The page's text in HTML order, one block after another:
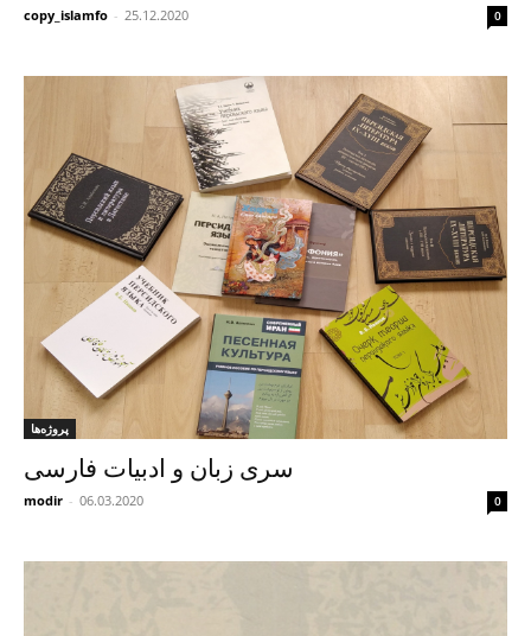
copy_islamfo - 25.12.2020 0
پروژه‌ها
سری زبان و ادبیات فارسی
modir - 06.03.2020 0